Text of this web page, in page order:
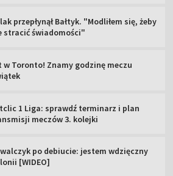
przepłynął Bałtyk. "Modliłem się, żeby
stracić świadomości"
w Toronto! Znamy godzinę meczu
1 Liga: sprawdź terminarz i plan
meczów 3. kolejki
po debiucie: jestem wdzięczny
[WIDEO]